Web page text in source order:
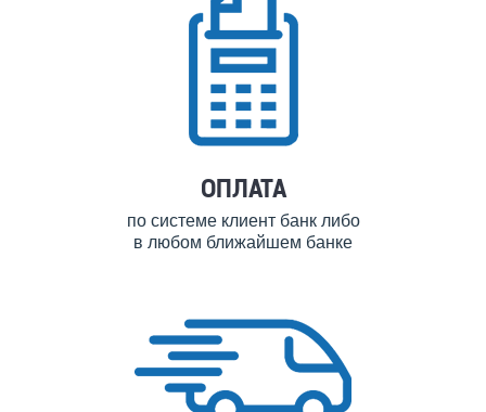
ОПЛАТА
по системе клиент банк либо
в любом ближайшем банке